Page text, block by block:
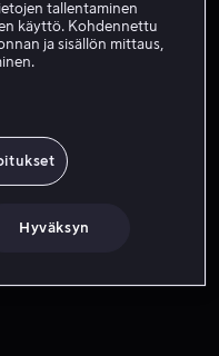
tallentaminen
käyttö. Kohdennettu
ja sisällön mittaus,
Hyväksyn